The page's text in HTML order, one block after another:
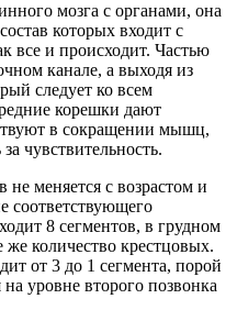
мозга с органами, она
которых входит с
все и происходит. Частью
канале, а выходя из
следует ко всем
корешки дают
в сокращении мышц,
чувствительность.
не меняется с возрастом и
соответствующего
8 сегментов, в грудном
количество крестцовых.
от 3 до 1 сегмента, порой
уровне второго позвонка